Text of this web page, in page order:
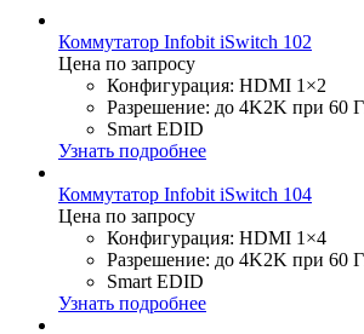
Коммутатор Infobit iSwitch 102
Цена по запросу
Конфигурация: HDMI 1×2
Разрешение: до 4K2K при 60
Smart EDID
Узнать подробнее
Коммутатор Infobit iSwitch 104
Цена по запросу
Конфигурация: HDMI 1×4
Разрешение: до 4K2K при 60
Smart EDID
Узнать подробнее